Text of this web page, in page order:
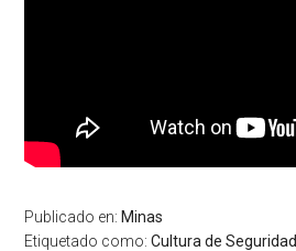
Publicado en: Minas
Etiquetado como:Cultura de Seguridad